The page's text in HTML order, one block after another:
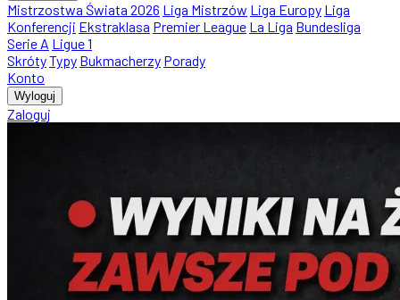
Mistrzostwa Świata 2026 Liga Mistrzów Liga Europy Liga
Konferencji Ekstraklasa Premier League La Liga Bundesliga
Serie A Ligue 1
SkrótyTypy Bukmacherzy Porady
Konto
Wyloguj
Zaloguj